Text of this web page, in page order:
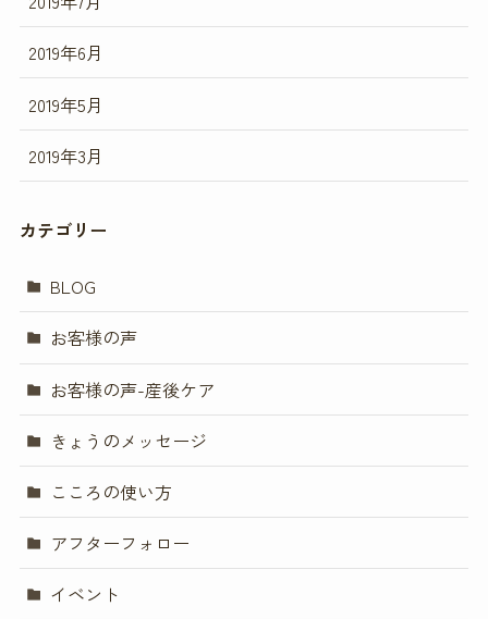
2019年6月
2019年5月
2019年3月
カテゴリー
BLOG
お客様の声
お客様の声-産後ケア
きょうのメッセージ
こころの使い方
アフターフォロー
イベント